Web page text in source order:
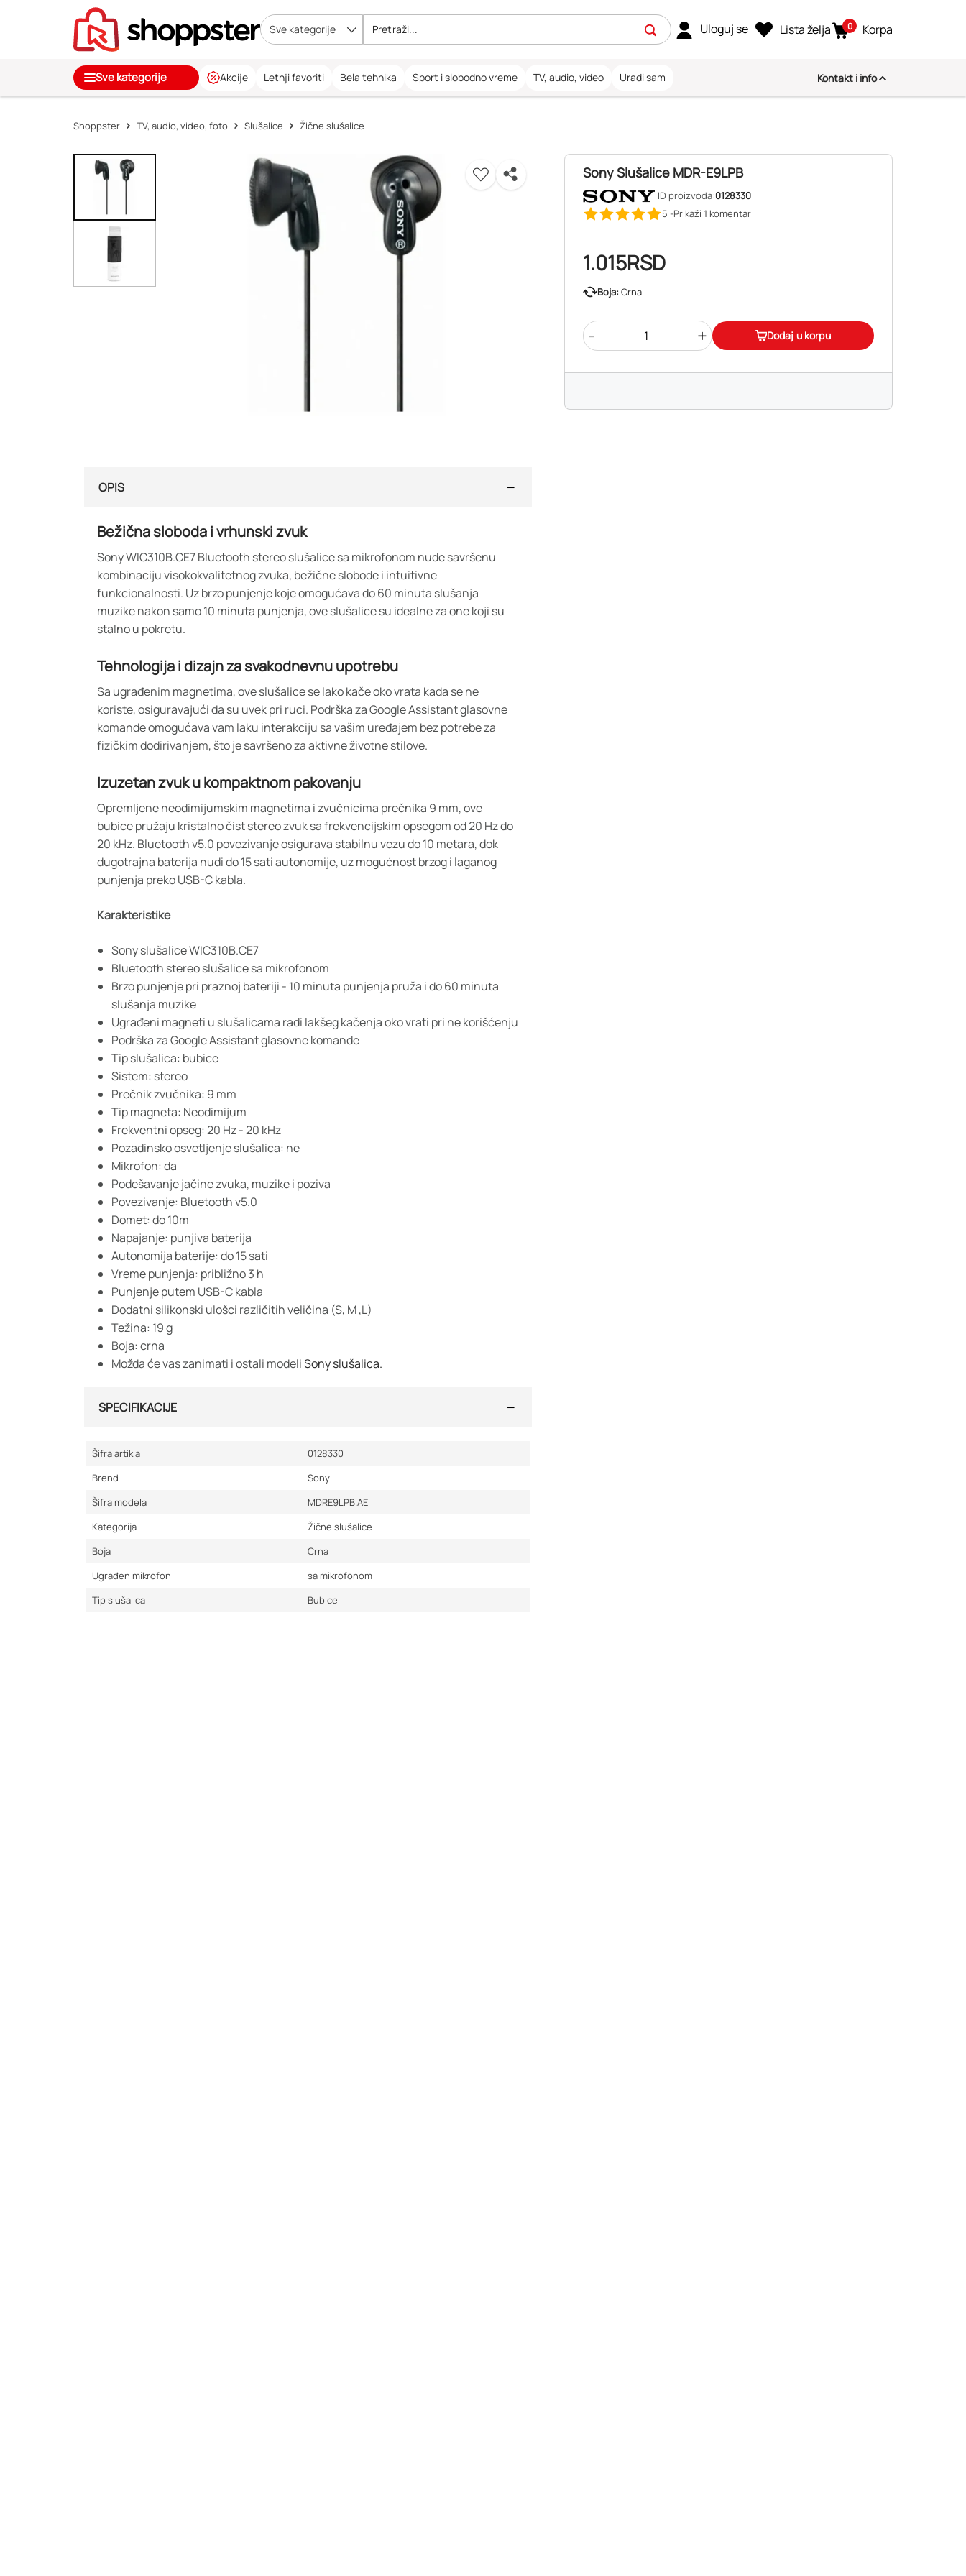
Sve kategorije Uloguj se Lista želja 0 Korpa
Sve kategorije Akcije Letnji favoriti Bela tehnika Sport i slobodno vreme TV, audio, video Uradi sam Kontakt i info
Shoppster TV, audio, video, foto Slušalice Žične slušalice
Sony Slušalice MDR-E9LPB
ID proizvoda:0128330
5 -Prikaži 1 komentar
1.015RSD
Boja: Crna
- + Dodaj u korpu
OPIS
Bežična sloboda i vrhunski zvuk
Sony WIC310B.CE7 Bluetooth stereo slušalice sa mikrofonom nude savršenu
kombinaciju visokokvalitetnog zvuka, bežične slobode i intuitivne
funkcionalnosti. Uz brzo punjenje koje omogućava do 60 minuta slušanja
muzike nakon samo 10 minuta punjenja, ove slušalice su idealne za one koji su
stalno u pokretu.
Tehnologija i dizajn za svakodnevnu upotrebu
Sa ugrađenim magnetima, ove slušalice se lako kače oko vrata kada se ne
koriste, osiguravajući da su uvek pri ruci. Podrška za Google Assistant glasovne
komande omogućava vam laku interakciju sa vašim uređajem bez potrebe za
fizičkim dodirivanjem, što je savršeno za aktivne životne stilove.
Izuzetan zvuk u kompaktnom pakovanju
Opremljene neodimijumskim magnetima i zvučnicima prečnika 9 mm, ove
bubice pružaju kristalno čist stereo zvuk sa frekvencijskim opsegom od 20 Hz do
20 kHz. Bluetooth v5.0 povezivanje osigurava stabilnu vezu do 10 metara, dok
dugotrajna baterija nudi do 15 sati autonomije, uz mogućnost brzog i laganog
punjenja preko USB-C kabla.
Karakteristike
Sony slušalice WIC310B.CE7
Bluetooth stereo slušalice sa mikrofonom
Brzo punjenje pri praznoj bateriji - 10 minuta punjenja pruža i do 60 minuta
slušanja muzike
Ugrađeni magneti u slušalicama radi lakšeg kačenja oko vrati pri ne korišćenju
Podrška za Google Assistant glasovne komande
Tip slušalica: bubice
Sistem: stereo
Prečnik zvučnika: 9 mm
Tip magneta: Neodimijum
Frekventni opseg: 20 Hz - 20 kHz
Pozadinsko osvetljenje slušalica: ne
Mikrofon: da
Podešavanje jačine zvuka, muzike i poziva
Povezivanje: Bluetooth v5.0
Domet: do 10m
Napajanje: punjiva baterija
Autonomija baterije: do 15 sati
Vreme punjenja: približno 3 h
Punjenje putem USB-C kabla
Dodatni silikonski ulošci različitih veličina (S, M ,L)
Težina: 19 g
Boja: crna
Možda će vas zanimati i ostali modeliSony slušalica.
SPECIFIKACIJE
Šifra artikla
0128330
Brend
Sony
Šifra modela
MDRE9LPB.AE
Kategorija
Žične slušalice
Boja
Crna
Ugrađen mikrofon
sa mikrofonom
Tip slušalica
Bubice